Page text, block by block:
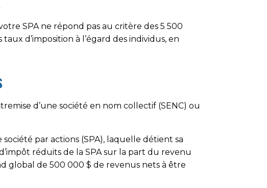
SPA ne répond pas au critère des 5 500
d’imposition à l’égard des individus, en
d’une société en nom collectif (SENC) ou
par actions (SPA), laquelle détient sa
réduits de la SPA sur la part du revenu
global de 500 000 $ de revenus nets à être